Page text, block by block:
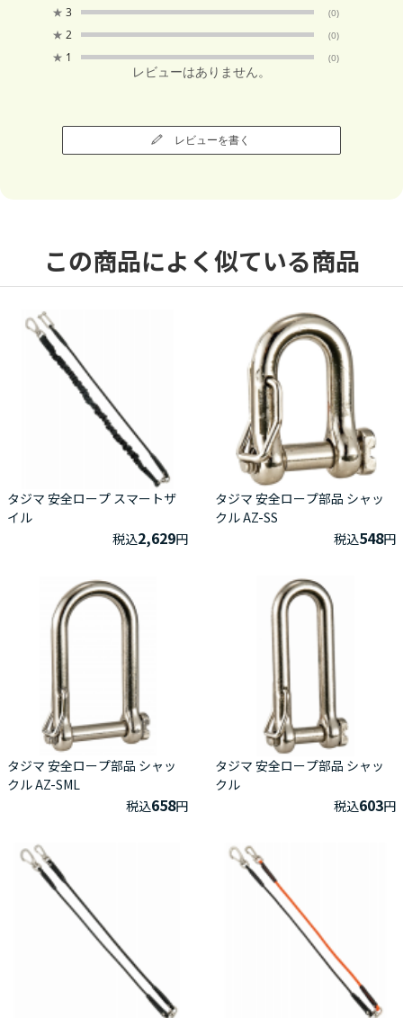
★ 3 (0)
★ 2 (0)
★ 1 (0)
レビューはありません。
レビューを書く
この商品によく似ている商品
タジマ 安全ロープ スマートザ
イル
税込2,629円
タジマ 安全ロープ部品 シャッ
クル AZ-SS
税込548円
タジマ 安全ロープ部品 シャッ
クル AZ-SML
税込658円
タジマ 安全ロープ部品 シャッ
クル
税込603円